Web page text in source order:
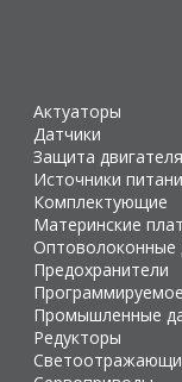
Актуаторы
Датчики
Защита двигателя
Источники
Комплектующие
Материнские
Оптоволоконные
Предохранители
Промышленные
Редукторы